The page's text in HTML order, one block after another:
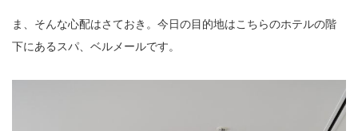
ま、そんな心配はさておき。今日の目的地はこちらのホテルの階
下にあるスパ、ベルメールです。